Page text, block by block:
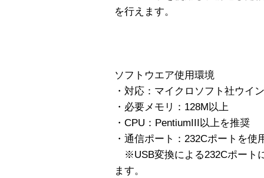
を行えます。
ソフトウエア使用環境
・対応：マイクロソフト社ウイ
・必要メモリ：128M以上
・CPU：PentiumIII以上を推奨
・通信ポート：232Cポートを使
※USB変換による232Cポート
ます。